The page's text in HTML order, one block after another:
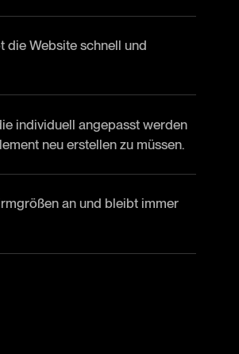
die Website schnell und
individuell angepasst werden
neu erstellen zu müssen.
an und bleibt immer